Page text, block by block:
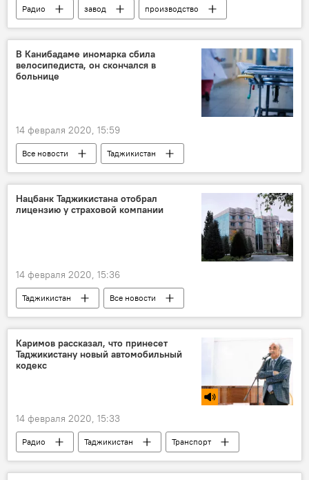
Радио завод
производство
Таджикистан
Промышленность
торговля
В Канибадаме иномарка сбила
велосипедиста, он скончался в
больнице
14 февраля 2020, 15:59
Все новости
Таджикистан
Происшествия, ЧП, криминал
ДТП и аварии
дорога
Нацбанк Таджикистана отобрал
лицензию у страховой компании
14 февраля 2020, 15:36
Таджикистан Все новости
Каримов рассказал, что принесет
Таджикистану новый автомобильный
кодекс
14 февраля 2020, 15:33
Радио Таджикистан Транспорт